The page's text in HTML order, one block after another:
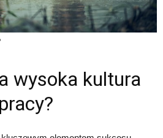
wysoka kultura
pracy?